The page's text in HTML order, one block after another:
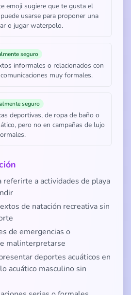
emoji sugiere que te gusta el
usarse para proponer una
o jugar waterpolo.
seguro
informales o relacionados con
muy formales.
seguro
deportivas, de ropa de baño o
pero no en campañas de lujo
referirte a actividades de playa
de natación recreativa sin
de emergencias o
malinterpretarse
deportes acuáticos en
acuático masculino sin